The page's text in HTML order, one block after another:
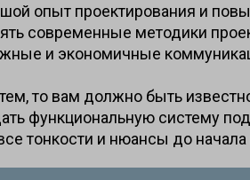
опыт проектирования и
современные методики
и экономичные
то вам должно быть
функциональную систему
тонкости и нюансы до